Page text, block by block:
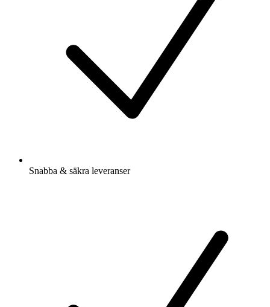
Snabba & säkra leveranser